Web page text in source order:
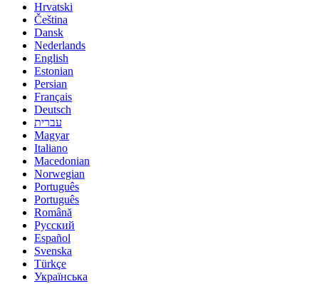
Hrvatski
Čeština
Dansk
Nederlands
English
Estonian
Persian
Français
Deutsch
עברית
Magyar
Italiano
Macedonian
Norwegian
Português
Português
Română
Русский
Español
Svenska
Türkçe
Українська